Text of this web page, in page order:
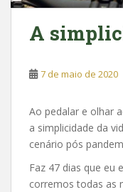
A
7 de maio de 2020
Ao pedalar e olhar
a simplicidade da
cenário pós
Faz 47 dias que eu
corremos todas as